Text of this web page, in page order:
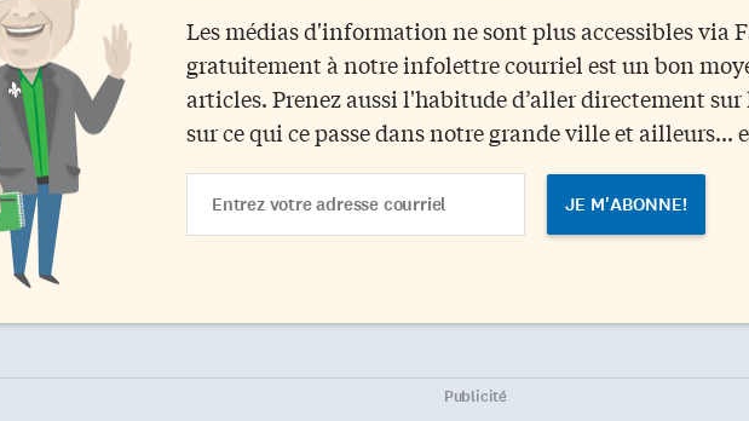
Les médias d'information ne sont plus accessibles via
gratuitement à notre infolettre courriel est un bon
articles. Prenez aussi l'habitude d’aller directement
sur ce qui ce passe dans notre grande ville et ailleurs...
Address
Publicité